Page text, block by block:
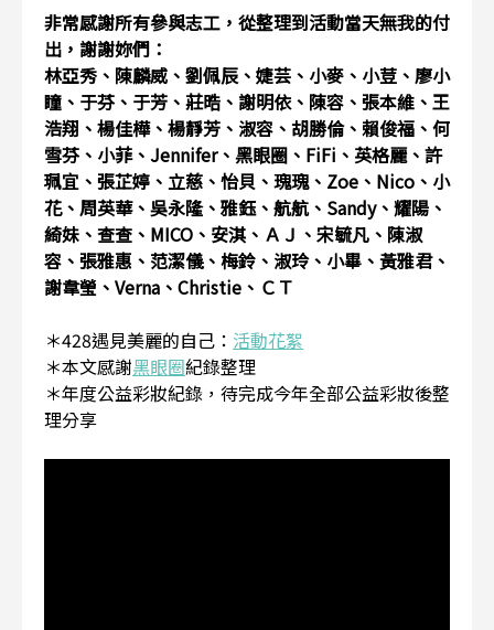
非常感謝所有參與志工，從整理到活動當天無我的付
出，謝謝妳們：
林亞秀、陳麟威、劉佩辰、婕芸、小麥、小荳、廖小
瞳、于芬、于芳、莊晧、謝明依、陳容、張本維、王
浩翔、楊佳樺、楊靜芳、淑容、胡勝倫、賴俊福、何
雪芬、小菲、Jennifer、黑眼圈、FiFi、英格麗、許
珮宜、張芷婷、立慈、怡貝、瑰瑰、Zoe、Nico、小
花、周英華、吳永隆、雅鈺、航航、Sandy、耀陽、
綺妹、查查、MICO、安淇、ＡＪ、宋毓凡、陳淑
容、張雅惠、范潔儀、梅鈴、淑玲、小畢、黃雅君、
謝韋瑩、Verna、Christie、ＣＴ
＊428遇見美麗的自己： 活動花絮
＊本文感謝黑眼圈紀錄整理
＊年度公益彩妝紀錄，待完成今年全部公益彩妝後整
理分享